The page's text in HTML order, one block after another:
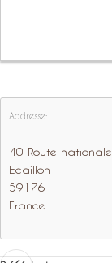
Addresse:
40 Route nationale
Ecaillon
59176
France